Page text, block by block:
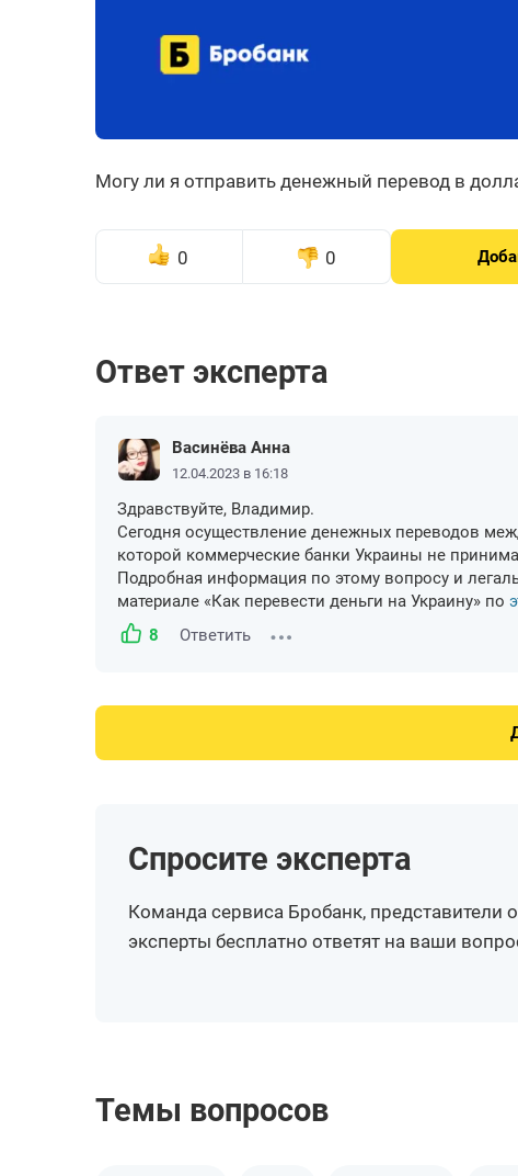
Могу ли я отправить денежный перевод в
0 0
Ответ эксперта
Васинёва Анна
12.04.2023 в 16:18
Здравствуйте, Владимир.
Сегодня осуществление денежных переводов
которой коммерческие банки Украины не
Подробная информация по этому вопросу и
материале «Как перевести деньги на Украину» по
8
Ответить
Спросите эксперта
Команда сервиса Бробанк, представители
эксперты бесплатно ответят на ваши
Темы вопросов